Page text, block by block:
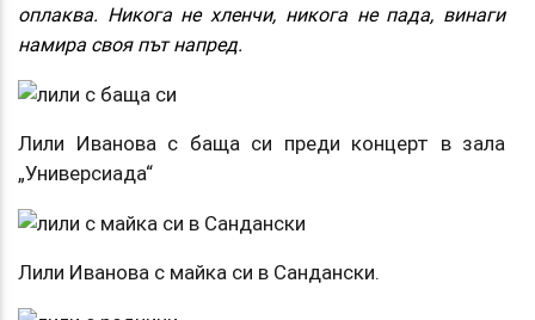
оплаква. Никога не хленчи, никога не пада, винаги
намира своя път напред.
Лили Иванова с баща си преди концерт в зала
„Универсиада“
Лили Иванова с майка си в Сандански.